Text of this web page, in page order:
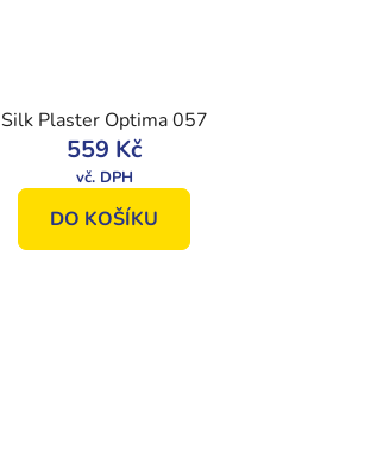
Silk Plaster Optima 057
559 Kč
DO KOŠÍKU